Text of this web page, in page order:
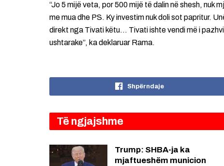
“Jo 5 mijë veta, por 500 mijë të dalin në shesh, nuk
me mua dhe PS. Ky investim nuk doli sot papritur.
direkt nga Tivati këtu… Tivati ishte vendi më i
ushtarake”, ka deklaruar Rama.
Shpërndaje
Të ngjajshme
Trump: SHBA-ja ka
mjaftueshëm municion